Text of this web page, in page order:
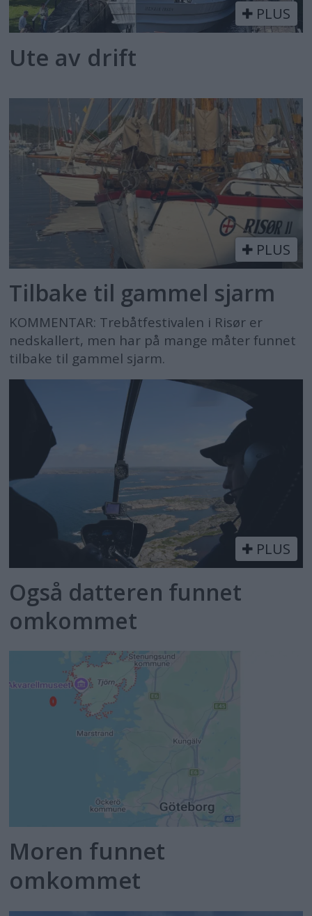
PLUS
Ute av drift
PLUS
Tilbake til gammel sjarm
KOMMENTAR: Trebåtfestivalen i Risør er
nedskallert, men har på mange måter funnet
tilbake til gammel sjarm.
PLUS
Også datteren funnet
omkommet
Moren funnet
omkommet